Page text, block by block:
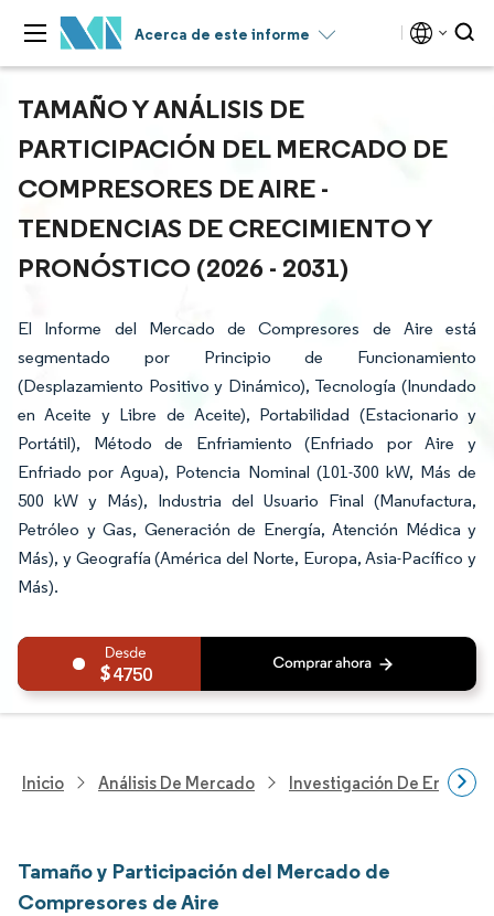
Acerca de este informe
TAMAÑO Y ANÁLISIS DE
PARTICIPACIÓN DEL MERCADO DE
COMPRESORES DE AIRE -
TENDENCIAS DE CRECIMIENTO Y
PRONÓSTICO (2026 - 2031)
El Informe del Mercado de Compresores de Aire está
segmentado por Principio de Funcionamiento
(Desplazamiento Positivo y Dinámico), Tecnología (Inundado
en Aceite y Libre de Aceite), Portabilidad (Estacionario y
Portátil), Método de Enfriamiento (Enfriado por Aire y
Enfriado por Agua), Potencia Nominal (101-300 kW, Más de
500 kW y Más), Industria del Usuario Final (Manufactura,
Petróleo y Gas, Generación de Energía, Atención Médica y
Más), y Geografía (América del Norte, Europa, Asia-Pacífico y
Más).
4750
Inicio Análisis De Mercado Investigación De Energía
Tamaño y Participación del Mercado de
Compresores de Aire